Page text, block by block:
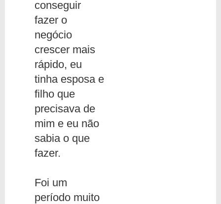
conseguir
fazer o
negócio
crescer mais
rápido, eu
tinha esposa e
filho que
precisava de
mim e eu não
sabia o que
fazer.
Foi um
período muito